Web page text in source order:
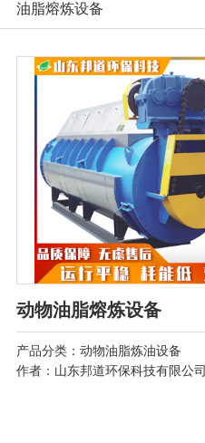
联系我们
油脂熔炼设备
动物油脂熔炼设备
产品分类：动物油脂炼油设备
作者：山东邦道环保科技有限